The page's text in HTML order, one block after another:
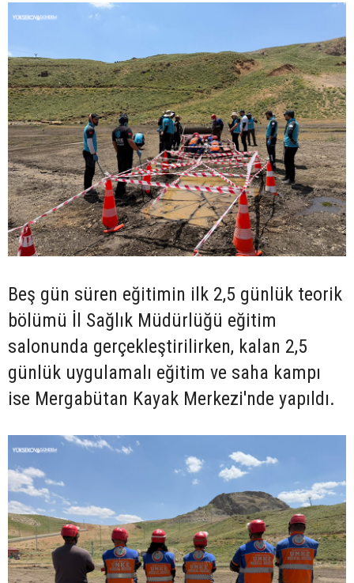
Beş gün süren eğitimin ilk 2,5 günlük teorik
bölümü İl Sağlık Müdürlüğü eğitim
salonunda gerçekleştirilirken, kalan 2,5
günlük uygulamalı eğitim ve saha kampı
ise Mergabütan Kayak Merkezi'nde yapıldı.